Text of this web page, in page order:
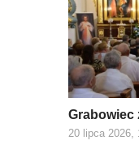
Grabowiec
20 lipca 2026,